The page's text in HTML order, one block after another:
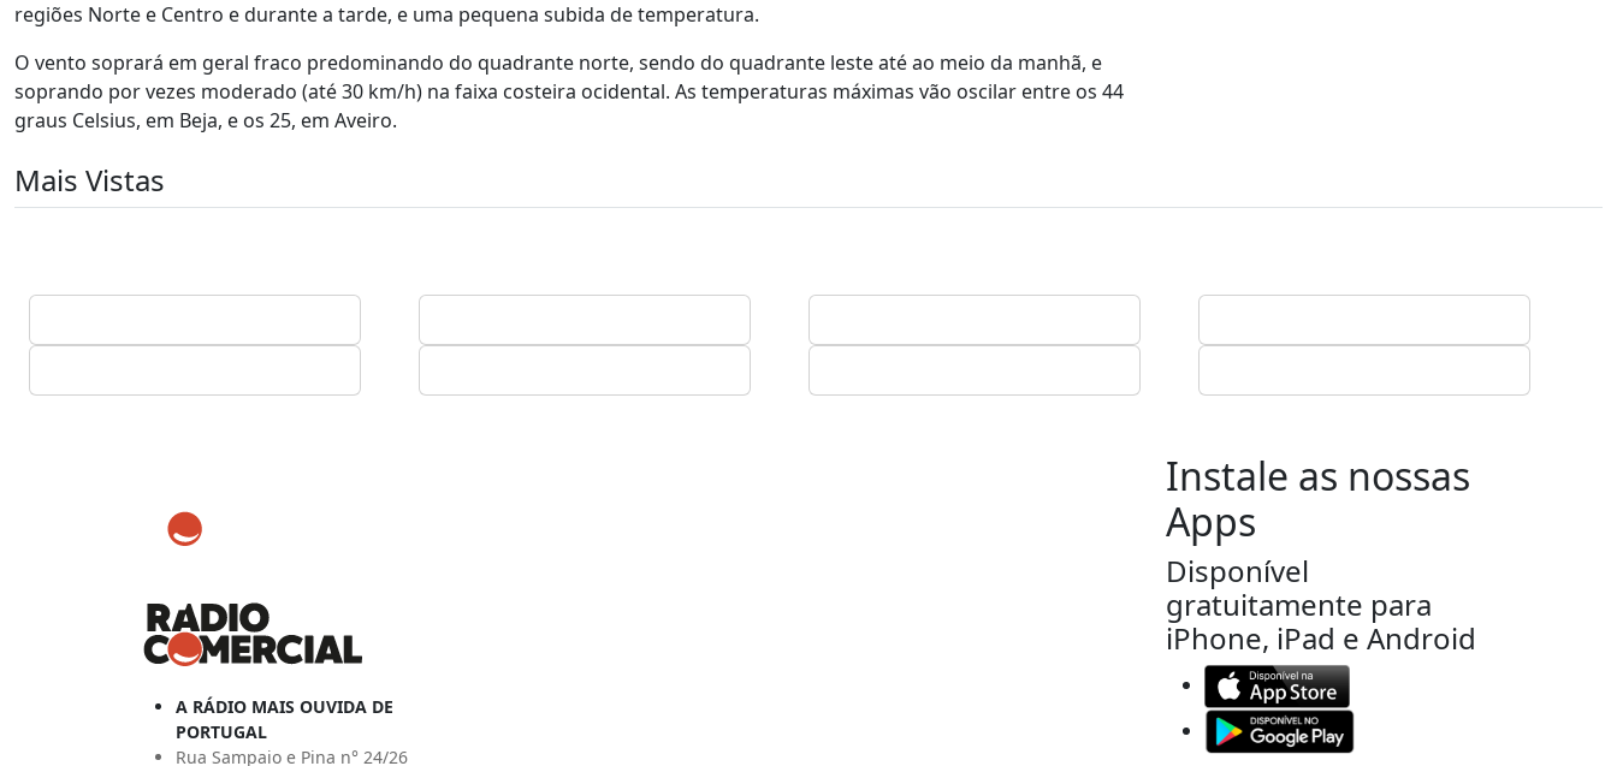
regiões Norte e Centro e durante a tarde, e uma pequena subida de temperatura.
O vento soprará em geral fraco predominando do quadrante norte, sendo do quadrante leste até ao meio da manhã, e
soprando por vezes moderado (até 30 km/h) na faixa costeira ocidental. As temperaturas máximas vão oscilar entre os 44
graus Celsius, em Beja, e os 25, em Aveiro.
Mais Vistas
A RÁDIO MAIS OUVIDA DE
PORTUGAL
Rua Sampaio e Pina n° 24/26
Instale as nossas
Apps
Disponível
gratuitamente para
iPhone, iPad e Android